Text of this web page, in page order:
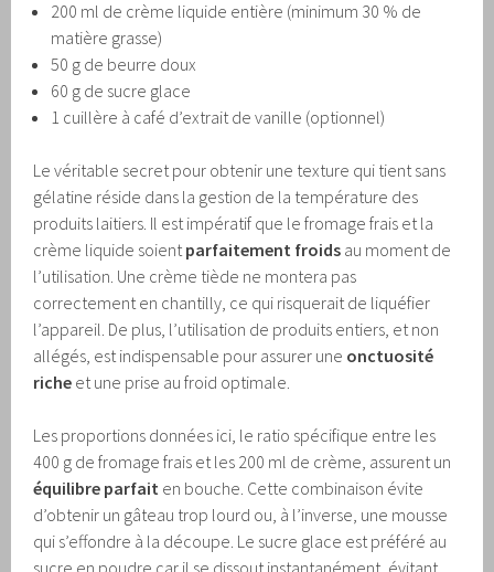
200 ml de crème liquide entière (minimum 30 % de
matière grasse)
50 g de beurre doux
60 g de sucre glace
1 cuillère à café d’extrait de vanille (optionnel)
Le véritable secret pour obtenir une texture qui tient sans
gélatine réside dans la gestion de la température des
produits laitiers. Il est impératif que le fromage frais et la
crème liquide soient parfaitement froids au moment de
l’utilisation. Une crème tiède ne montera pas
correctement en chantilly, ce qui risquerait de liquéfier
l’appareil. De plus, l’utilisation de produits entiers, et non
allégés, est indispensable pour assurer une onctuosité
riche et une prise au froid optimale.
Les proportions données ici, le ratio spécifique entre les
400 g de fromage frais et les 200 ml de crème, assurent un
équilibre parfait en bouche. Cette combinaison évite
d’obtenir un gâteau trop lourd ou, à l’inverse, une mousse
qui s’effondre à la découpe. Le sucre glace est préféré au
sucre en poudre car il se dissout instantanément, évitant